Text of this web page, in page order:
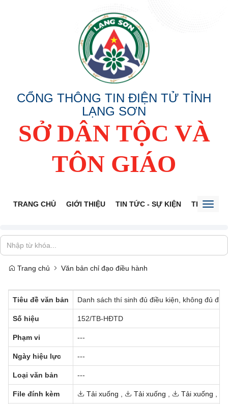
CỔNG THÔNG TIN ĐIỆN TỬ TỈNH
LẠNG SƠN
SỞ DÂN TỘC VÀ
TÔN GIÁO
TRANG CHỦ GIỚI THIỆU TIN TỨC - SỰ KIỆN THÔNG
Trang chủ Văn bản chỉ đạo điều hành
Tiêu đề văn bản Danh sách thí sinh đủ điều kiện, không đủ
Số hiệu 152/TB-HĐTD
Phạm vi ---
Ngày hiệu lực ---
Loại văn bản ---
File đính kèm Tải xuống Tải xuống Tải xuống